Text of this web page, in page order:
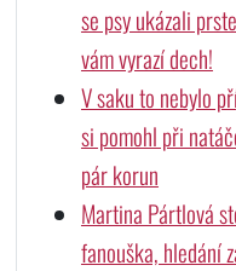
se psy ukázali
vám vyrazí dech!
V saku to nebylo
si pomohl při
pár korun
Martina Pártlová
fanouška, hledání